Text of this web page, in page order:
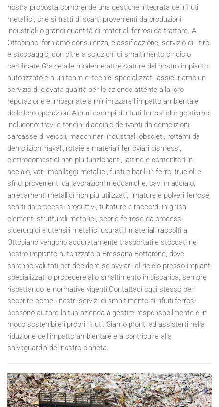
nostra proposta comprende una gestione integrata dei rifiuti
metallici, che si tratti di scarti provenienti da produzioni
industriali o grandi quantità di materiali ferrosi da trattare. A
Ottobiano, forniamo consulenza, classificazione, servizio di ritiro
e stoccaggio, con oltre a soluzioni di smaltimento o riciclo
certificate.Grazie alle moderne attrezzature del nostro impianto
autorizzato e a un team di tecnici specializzati, assicuriamo un
servizio di elevata qualità per le aziende attente alla loro
reputazione e impegnate a minimizzare l'impatto ambientale
delle loro operazioni.Alcuni esempi di rifiuti ferrosi che gestiamo
includono: travi e tondini d'acciaio derivanti da demolizioni,
carcasse di veicoli, macchinari industriali obsoleti, rottami da
demolizioni navali, rotaie e materiali ferroviari dismessi,
elettrodomestici non più funzionanti, lattine e contenitori in
acciaio, vari imballaggi metallici, fusti e barili in ferro, trucioli e
sfridi provenienti da lavorazioni meccaniche, cavi in acciaio,
arredamenti metallici non più utilizzati, limature e polveri ferrose,
scarti da processi produttivi, tubature e raccordi in ghisa,
elementi strutturali metallici, scorie ferrose da processi
siderurgici e utensili metallici usurati.I materiali raccolti a
Ottobiano vengono accuratamente trasportati e stoccati nel
nostro impianto autorizzato a Bressana Bottarone, dove
saranno valutati per decidere se avviarli al riciclo presso impianti
specializzati o procedere allo smaltimento in discarica, sempre
rispettando le normative vigenti.Contattaci oggi stesso per
scoprire come i nostri servizi di smaltimento di rifiuti ferrosi
possono aiutare la tua azienda a gestire responsabilmente e in
modo sostenibile i propri rifiuti. Siamo pronti ad assisterti nella
riduzione dell'impatto ambientale e a contribuire alla
salvaguardia del nostro pianeta.